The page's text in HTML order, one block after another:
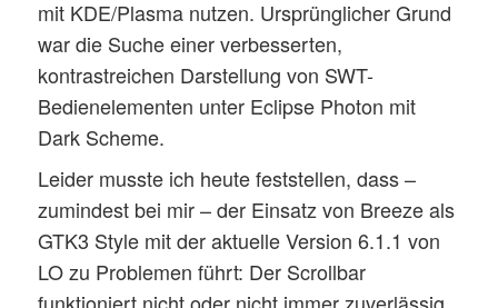
mit KDE/Plasma nutzen. Ursprünglicher Grund
war die Suche einer verbesserten,
kontrastreichen Darstellung von SWT-
Bedienelementen unter Eclipse Photon mit
Dark Scheme.
Leider musste ich heute feststellen, dass –
zumindest bei mir – der Einsatz von Breeze als
GTK3 Style mit der aktuelle Version 6.1.1 von
LO zu Problemen führt: Der Scrollbar